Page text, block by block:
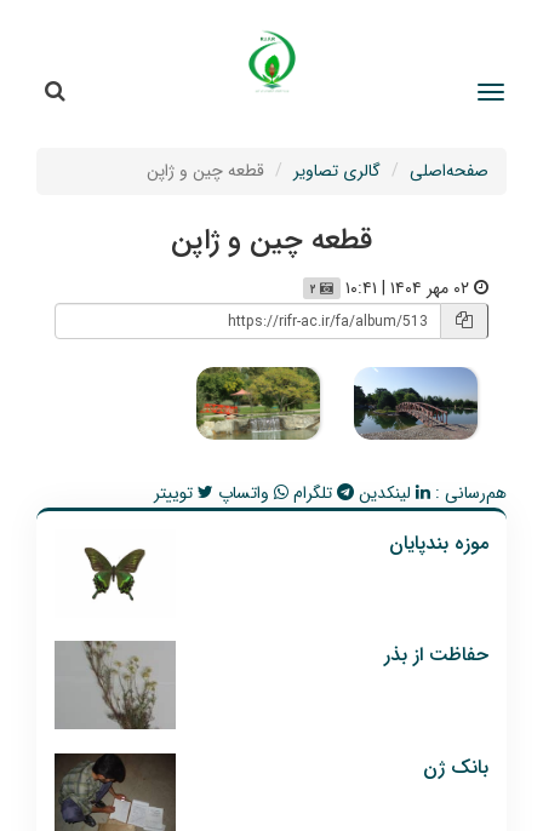
صفحه‌اصلی گالری تصاویر قطعه چین و ژاپن
قطعه چین و ژاپن
هم‌رسانی : لینکدین تلگرام واتساپ توییتر
موزه بندپایان
حفاظت از بذر
بانک ژن